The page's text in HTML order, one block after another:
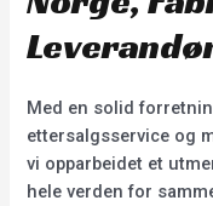
Med en solid
ettersalgsservice og
vi opparbeidet et
hele verden for